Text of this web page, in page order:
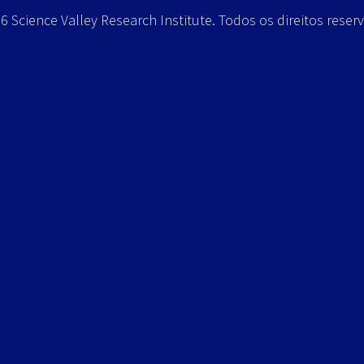
Science Valley Research Institute. Todos os direitos